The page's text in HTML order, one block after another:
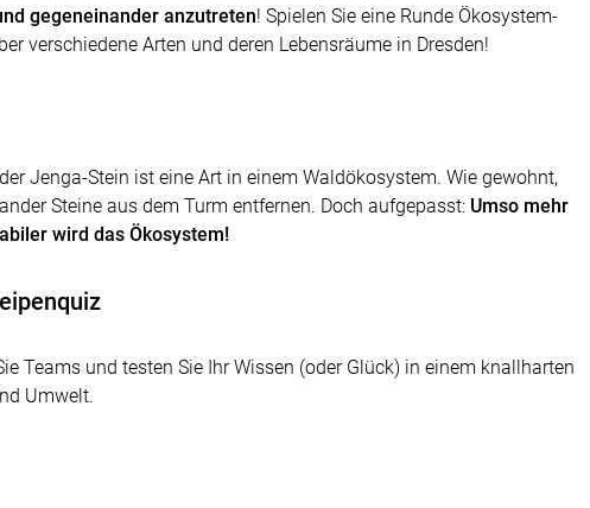
gegeneinander anzutreten! Spielen Sie eine Runde Ökosystem-
verschiedene Arten und deren Lebensräume in Dresden!
Jenga-Stein ist eine Art in einem Waldökosystem. Wie gewohnt,
Steine aus dem Turm entfernen. Doch aufgepasst: Umso mehr
wird das Ökosystem!
Teams und testen Sie Ihr Wissen (oder Glück) in einem knallharten
Umwelt.